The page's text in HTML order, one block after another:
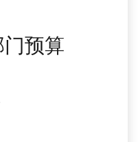
门预算